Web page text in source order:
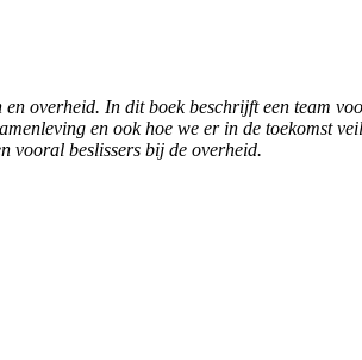
en overheid. In dit boek beschrijft een team
en ook hoe we er in de toekomst
vooral beslissers bij de overheid.